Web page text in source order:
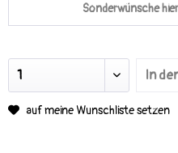
Sonderwünsche
In
auf meine Wunschliste setzen